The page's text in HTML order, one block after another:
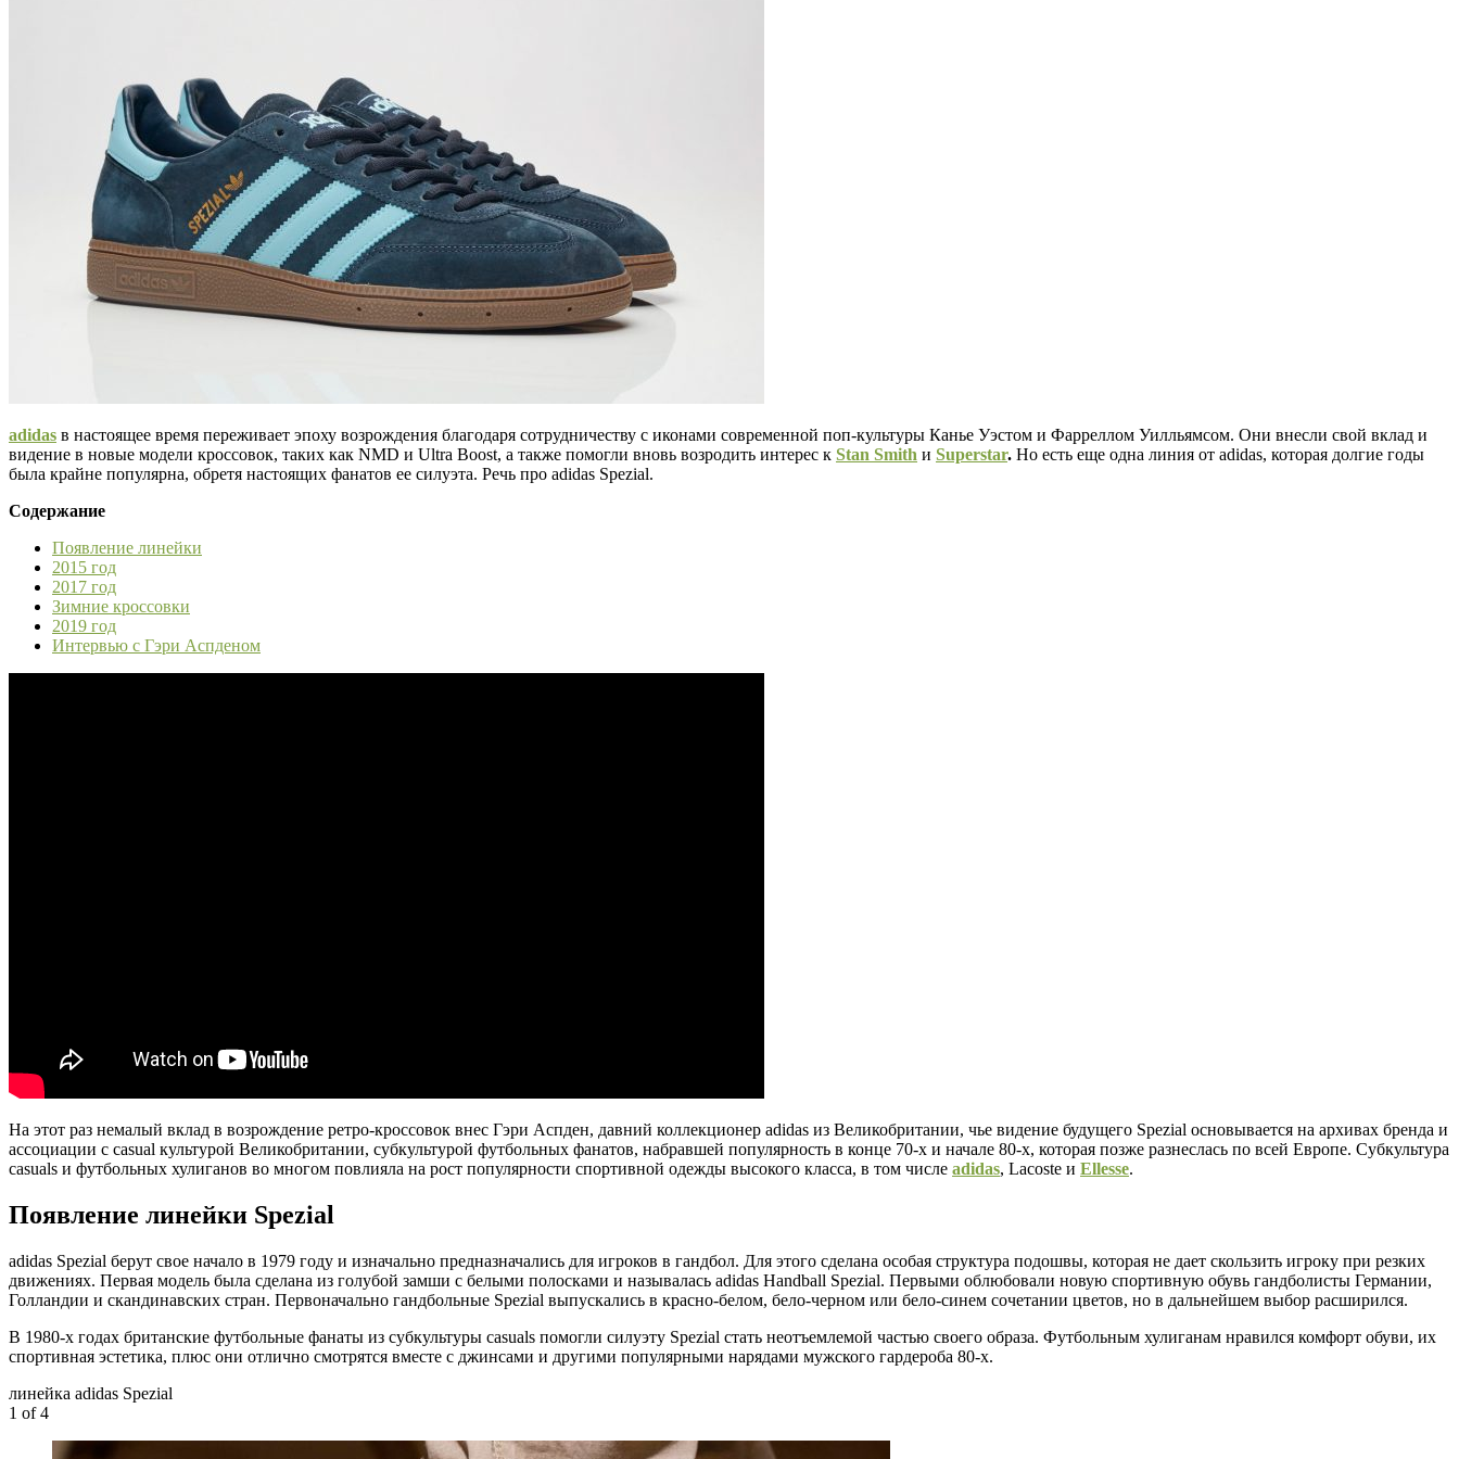
adidas в настоящее время переживает эпоху возрождения благодаря сотрудничеству с иконами современной поп-культуры Канье Уэстом и Фарреллом Уилльямсом. Они внесли свой вклад и
видение в новые модели кроссовок, таких как NMD и Ultra Boost, а также помогли вновь возродить интерес к Stan Smith и Superstar. Но есть еще одна линия от adidas, которая долгие годы
была крайне популярна, обретя настоящих фанатов ее силуэта. Речь про adidas Spezial.
Содержание
Появление линейки
2015 год
2017 год
Зимние кроссовки
2019 год
Интервью с Гэри Аспденом
На этот раз немалый вклад в возрождение ретро-кроссовок внес Гэри Аспден, давний коллекционер adidas из Великобритании, чье видение будущего Spezial основывается на архивах бренда и
ассоциации с casual культурой Великобритании, субкультурой футбольных фанатов, набравшей популярность в конце 70-х и начале 80-х, которая позже разнеслась по всей Европе. Субкультура
casuals и футбольных хулиганов во многом повлияла на рост популярности спортивной одежды высокого класса, в том числе adidas, Lacoste и Ellesse.
Появление линейки Spezial
adidas Spezial берут свое начало в 1979 году и изначально предназначались для игроков в гандбол. Для этого сделана особая структура подошвы, которая не дает скользить игроку при резких
движениях. Первая модель была сделана из голубой замши с белыми полосками и называлась adidas Handball Spezial. Первыми облюбовали новую спортивную обувь гандболисты Германии,
Голландии и скандинавских стран. Первоначально гандбольные Spezial выпускались в красно-белом, бело-черном или бело-синем сочетании цветов, но в дальнейшем выбор расширился.
В 1980-х годах британские футбольные фанаты из субкультуры casuals помогли силуэту Spezial стать неотъемлемой частью своего образа. Футбольным хулиганам нравился комфорт обуви, их
спортивная эстетика, плюс они отлично смотрятся вместе с джинсами и другими популярными нарядами мужского гардероба 80-х.
линейка adidas Spezial
1 of 4